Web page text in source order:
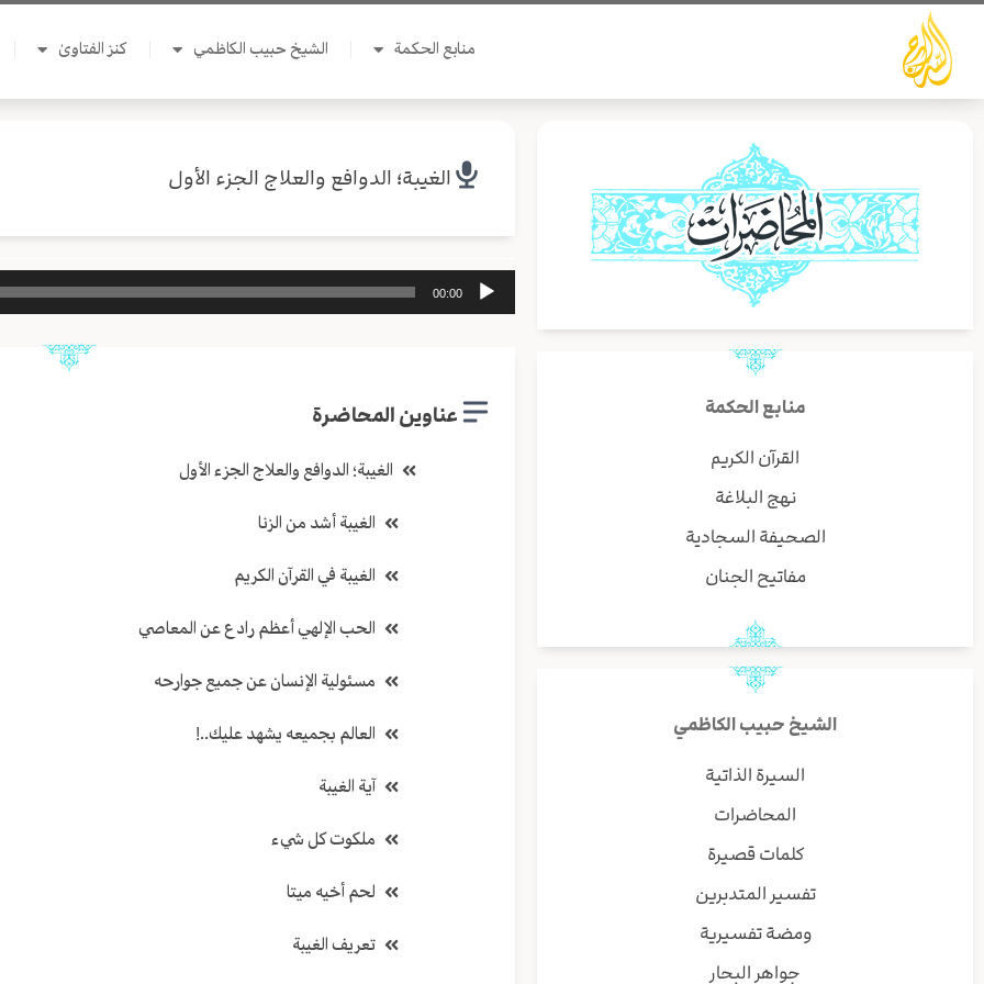
تخطي
المحتوى
منابع الحكمة الشيخ حبيب الكاظمي كنز الفتاوىٰ
منابع الحكمة
القرآن الكريم
نهج البلاغة
الصحيفة السجادية
مفاتيح الجنان
الشيخ حبيب الكاظمي
السيرة الذاتية
المحاضرات
كلمات قصيرة
تفسير المتدبرين
ومضة تفسيرية
جواهر البحار
الغيبة؛ الدوافع والعلاج الجزء الأول
مشغل
00:00
عناوين المحاضرة
الغيبة؛ الدوافع والعلاج الجزء الأول
الغيبة أشد من الزنا
الغيبة في القرآن الكريم
الحب الإلهي أعظم رادع عن المعاصي
مسئولية الإنسان عن جميع جوارحه
العالم بجميعه يشهد عليك..!
آية الغيبة
ملكوت كل شيء
لحم أخيه ميتا
تعريف الغيبة